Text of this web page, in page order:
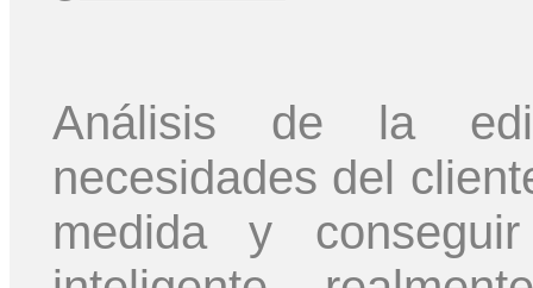
Análisis de la
necesidades del
medida y